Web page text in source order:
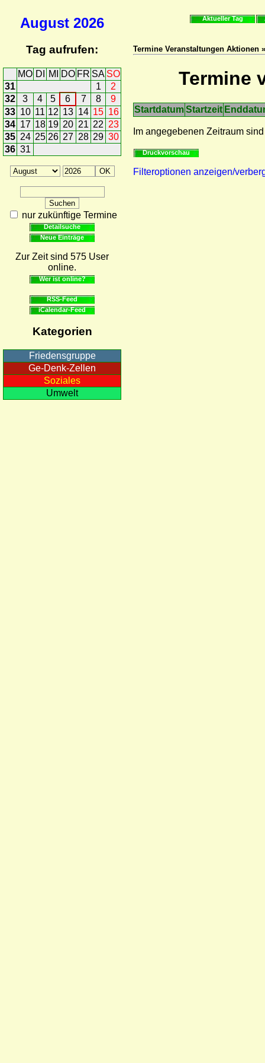
August 2026
Tag aufrufen:
MO DI MI DO FR SA SO
31
1
2
32
3 4 5 6 7 8
9
33 10 11 12 13 14 15 16
34 17 18 19 20 21 22 23
35 24 25 26 27 28 29 30
36 31
nur zukünftige Termine
Detailsuche
Neue Einträge
Zur Zeit sind 575 User
online.
Wer ist online?
RSS-Feed
iCalendar-Feed
Kategorien
Friedensgruppe
Ge-Denk-Zellen
Soziales
Umwelt
Aktueller Tag
Termine Veranstaltungen Aktionen
Termine
StartdatumStartzeit
Im angegebenen Zeitraum
Druckvorschau
Filteroptionen anzeigen/